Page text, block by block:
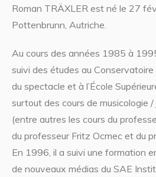
Roman TRÄXLER est né le 27
Pottenbrunn, Autriche.
Au cours des années 1985 à
suivi des études au Conservatoire
du spectacle et à l’École
surtout des cours de musicologie
(entre autres les cours du
du professeur Fritz Ocmec et du
En 1996, il a suivi une formation
de nouveaux médias du SAE